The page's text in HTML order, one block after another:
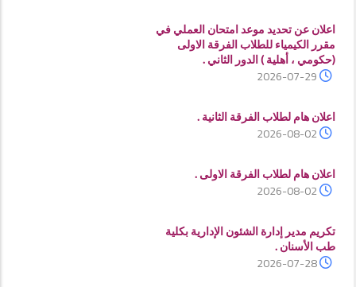
اعلان عن تحديد موعد امتحان العملي في
مقرر الكيمياء للطلاب الفرقة الاولى
(حكومي ، أهلية ) الدور الثاني .
2026-07-29
اعلان هام لطلاب الفرقة الثانية .
2026-08-02
اعلان هام لطلاب الفرقة الاولى .
2026-08-02
تكريم مدير إدارة الشئون الإدارية بكلية
طب الأسنان .
2026-07-28